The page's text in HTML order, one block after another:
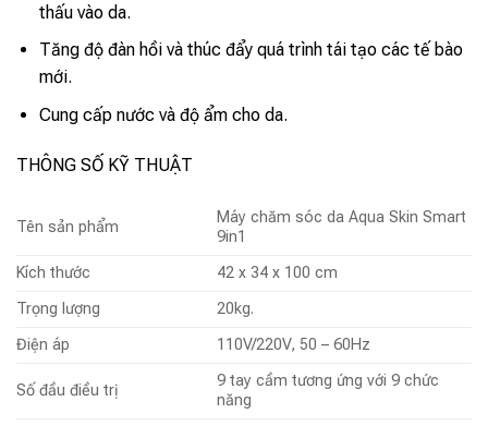
thấu vào da.
Tăng độ đàn hồi và thúc đẩy quá trình tái tạo các tế bào
mới.
Cung cấp nước và độ ẩm cho da.
THÔNG SỐ KỸ THUẬT
Tên sản phẩm
Máy chăm sóc da Aqua Skin Smart
9in1
Kích thước
42 x 34 x 100 cm
Trọng lượng
20kg.
Điện áp
110V/220V, 50 – 60Hz
Số đầu điều trị
9 tay cầm tương ứng với 9 chức
năng